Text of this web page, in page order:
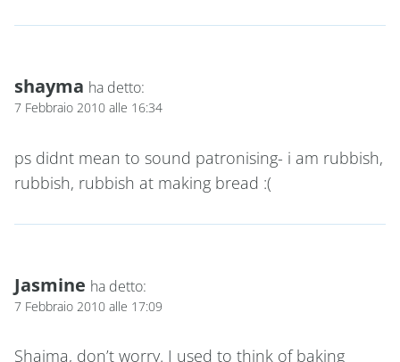
shayma ha detto:
7 Febbraio 2010 alle 16:34
ps didnt mean to sound patronising- i am rubbish,
rubbish, rubbish at making bread :(
Jasmine ha detto:
7 Febbraio 2010 alle 17:09
Shaima, don’t worry. I used to think of baking